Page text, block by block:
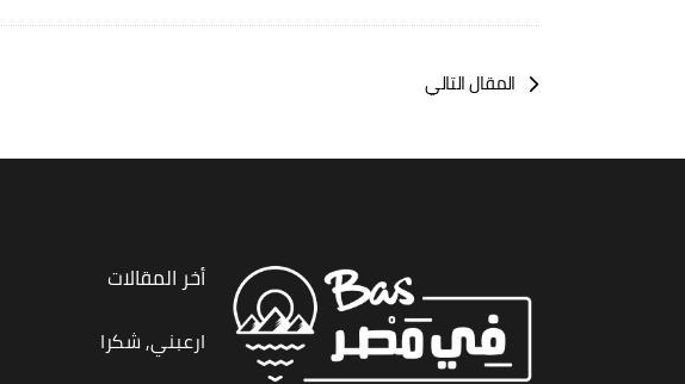
المقال التالي
أخر المقالات
ارعبني, شكرا